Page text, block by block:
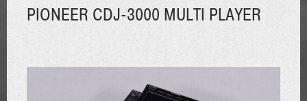
PIONEER CDJ-3000 MULTI PLAYER